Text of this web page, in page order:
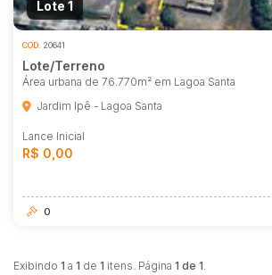
Motocicleta
Ônibus
Lote 1
COD. 20641
Lote/Terreno
Área urbana de 76.770m² em Lagoa Santa
Jardim Ipê - Lagoa Santa
Lance Inicial
R$ 0,00
0
Exibindo 1 a 1 de 1 itens. Página 1 de 1.